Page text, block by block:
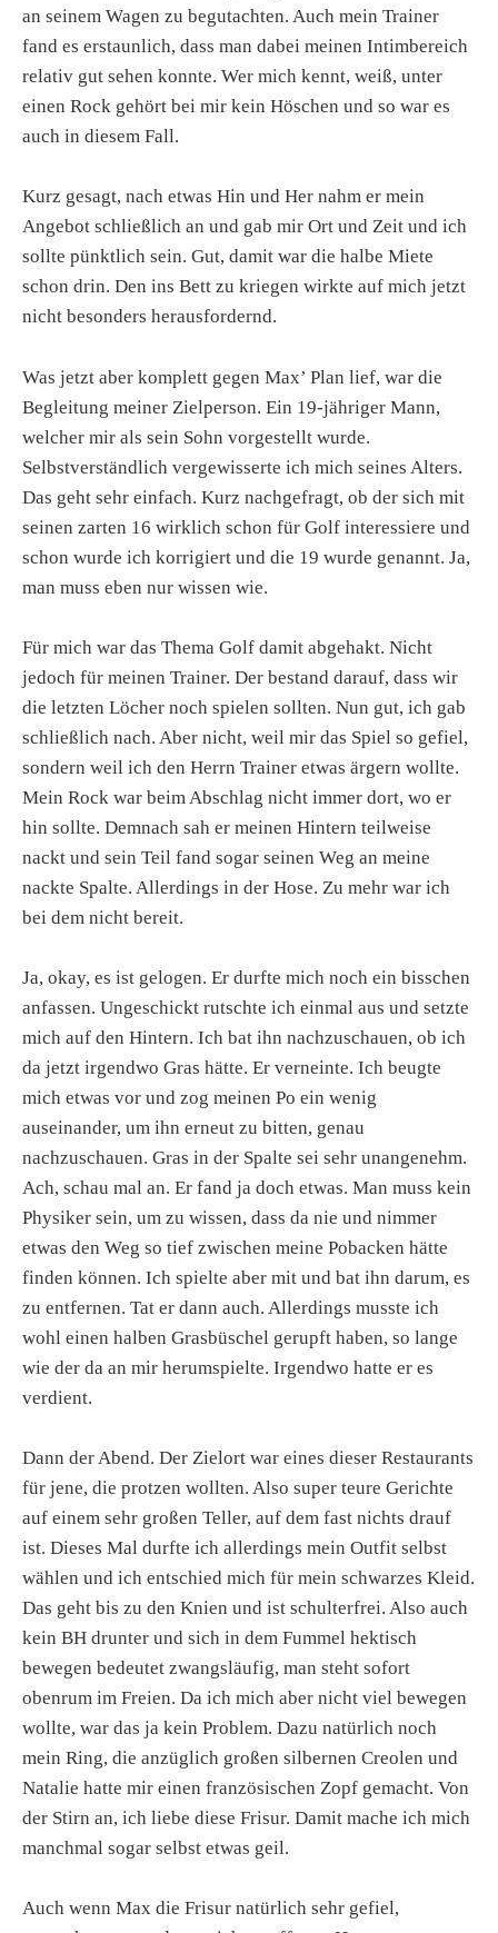
an seinem Wagen zu begutachten. Auch mein Trainer
fand es erstaunlich, dass man dabei meinen Intimbereich
relativ gut sehen konnte. Wer mich kennt, weiß, unter
einen Rock gehört bei mir kein Höschen und so war es
auch in diesem Fall.
Kurz gesagt, nach etwas Hin und Her nahm er mein
Angebot schließlich an und gab mir Ort und Zeit und ich
sollte pünktlich sein. Gut, damit war die halbe Miete
schon drin. Den ins Bett zu kriegen wirkte auf mich jetzt
nicht besonders herausfordernd.
Was jetzt aber komplett gegen Max’ Plan lief, war die
Begleitung meiner Zielperson. Ein 19-jähriger Mann,
welcher mir als sein Sohn vorgestellt wurde.
Selbstverständlich vergewisserte ich mich seines Alters.
Das geht sehr einfach. Kurz nachgefragt, ob der sich mit
seinen zarten 16 wirklich schon für Golf interessiere und
schon wurde ich korrigiert und die 19 wurde genannt. Ja,
man muss eben nur wissen wie.
Für mich war das Thema Golf damit abgehakt. Nicht
jedoch für meinen Trainer. Der bestand darauf, dass wir
die letzten Löcher noch spielen sollten. Nun gut, ich gab
schließlich nach. Aber nicht, weil mir das Spiel so gefiel,
sondern weil ich den Herrn Trainer etwas ärgern wollte.
Mein Rock war beim Abschlag nicht immer dort, wo er
hin sollte. Demnach sah er meinen Hintern teilweise
nackt und sein Teil fand sogar seinen Weg an meine
nackte Spalte. Allerdings in der Hose. Zu mehr war ich
bei dem nicht bereit.
Ja, okay, es ist gelogen. Er durfte mich noch ein bisschen
anfassen. Ungeschickt rutschte ich einmal aus und setzte
mich auf den Hintern. Ich bat ihn nachzuschauen, ob ich
da jetzt irgendwo Gras hätte. Er verneinte. Ich beugte
mich etwas vor und zog meinen Po ein wenig
auseinander, um ihn erneut zu bitten, genau
nachzuschauen. Gras in der Spalte sei sehr unangenehm.
Ach, schau mal an. Er fand ja doch etwas. Man muss kein
Physiker sein, um zu wissen, dass da nie und nimmer
etwas den Weg so tief zwischen meine Pobacken hätte
finden können. Ich spielte aber mit und bat ihn darum, es
zu entfernen. Tat er dann auch. Allerdings musste ich
wohl einen halben Grasbüschel gerupft haben, so lange
wie der da an mir herumspielte. Irgendwo hatte er es
verdient.
Dann der Abend. Der Zielort war eines dieser Restaurants
für jene, die protzen wollten. Also super teure Gerichte
auf einem sehr großen Teller, auf dem fast nichts drauf
ist. Dieses Mal durfte ich allerdings mein Outfit selbst
wählen und ich entschied mich für mein schwarzes Kleid.
Das geht bis zu den Knien und ist schulterfrei. Also auch
kein BH drunter und sich in dem Fummel hektisch
bewegen bedeutet zwangsläufig, man steht sofort
obenrum im Freien. Da ich mich aber nicht viel bewegen
wollte, war das ja kein Problem. Dazu natürlich noch
mein Ring, die anzüglich großen silbernen Creolen und
Natalie hatte mir einen französischen Zopf gemacht. Von
der Stirn an, ich liebe diese Frisur. Damit mache ich mich
manchmal sogar selbst etwas geil.
Auch wenn Max die Frisur natürlich sehr gefiel,